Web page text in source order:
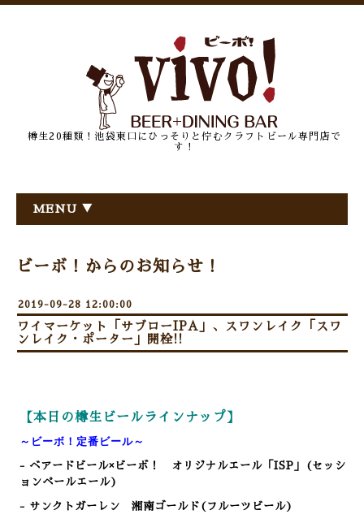
樽生20種類！池袋東口にひっそりと佇むクラフトビール専門店で
す！
MENU ▼
ビーボ！からのお知らせ！
2019-09-28 12:00:00
ワイマーケット「サブローIPA」、スワンレイク「スワ
ンレイク・ポーター」開栓!!
【本日の樽生ビールラインナップ】
～ビーボ！定番ビール～
- ベアードビール×ビーボ！ オリジナルエール「ISP」(セッシ
ョンペールエール)
- サンクトガーレン 湘南ゴールド(フルーツビール)